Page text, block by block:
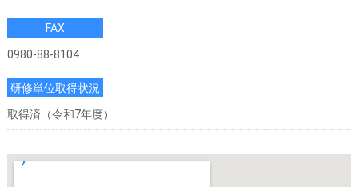
FAX
0980-88-8104
研修単位取得状況
取得済（令和7年度）